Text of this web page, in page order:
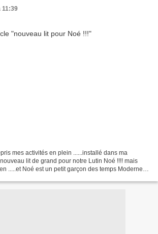
11:39
mes activités en plein ......installé dans ma
lit de grand pour notre Lutin Noé !!!! mais
.....et Noé est un petit garçon des temps Modernes